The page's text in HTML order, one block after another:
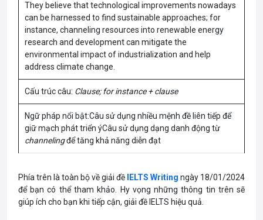
They believe that technological improvements nowadays
can be harnessed to find sustainable approaches; for
instance, channeling resources into renewable energy
research and development can mitigate the
environmental impact of industrialization and help
address climate change.
Cấu trúc câu: Clause; for instance + clause
Ngữ pháp nổi bật:Câu sử dụng nhiều mệnh đề liên tiếp để
giữ mạch phát triển ýCâu sử dụng dạng danh động từ
channelingđể tăng khả năng diễn đạt
Phía trên là toàn bộ về giải đề IELTS Writing ngày 18/01/2024
để bạn có thể tham khảo. Hy vọng những thông tin trên sẽ
giúp ích cho bạn khi tiếp cận, giải đề IELTS hiệu quả.